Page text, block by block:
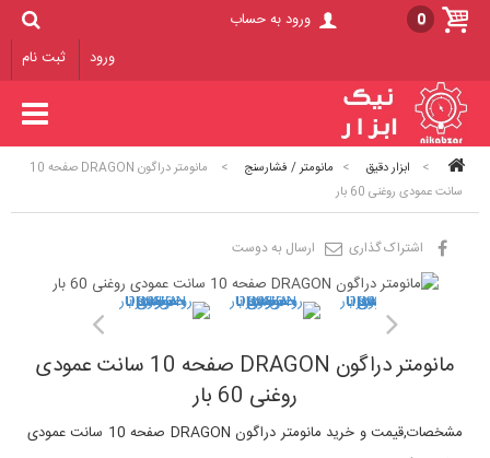
0
ورود به حساب
ورود
ثبت نام
> ابزار دقیق > مانومتر / فشارسنج >
مانومتر دراگون DRAGON صفحه 10
سانت عمودی روغنی 60 بار
اشتراک گذاری ارسال به دوست
مانومتر دراگون DRAGON صفحه 10 سانت عمودی
روغنی 60 بار
مشخصات,قیمت و خرید مانومتر دراگون DRAGON صفحه 10 سانت عمودی